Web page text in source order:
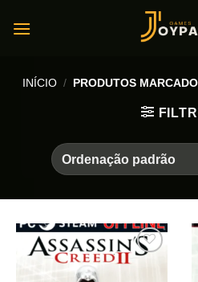
INÍCIO / PRODUTOS